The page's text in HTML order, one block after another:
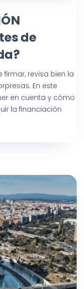
de
revisa bien la
En este
en cuenta y cómo
la financiación